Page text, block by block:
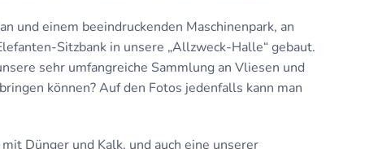
und einem beeindruckenden Maschinenpark, an
Sitzbank in unsere „Allzweck-Halle“ gebaut.
sehr umfangreiche Sammlung an Vliesen und
können? Auf den Fotos jedenfalls kann man
Dünger und Kalk, und auch eine unserer